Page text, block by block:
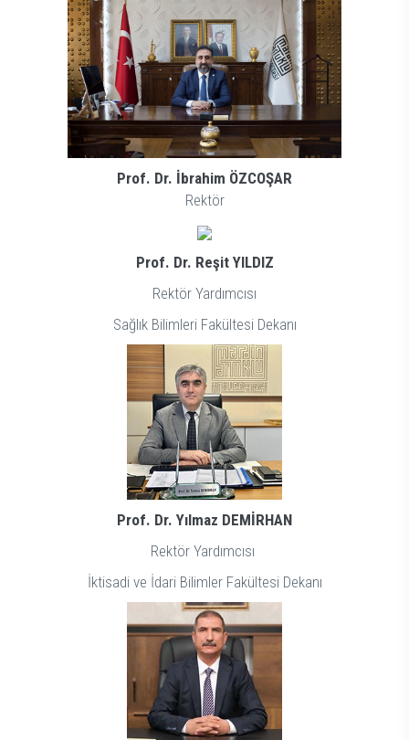
Prof. Dr. İbrahim ÖZCOŞAR
Rektör
Prof. Dr. Reşit YILDIZ
Rektör Yardımcısı
Sağlık Bilimleri Fakültesi Dekanı
Prof. Dr. Yılmaz DEMİRHAN
Rektör Yardımcısı
İktisadi ve İdari Bilimler Fakültesi Dekanı